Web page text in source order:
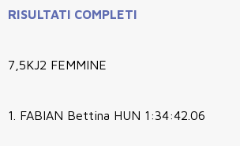
RISULTATI COMPLETI
7,5KJ2 FEMMINE
1. FABIAN Bettina HUN 1:34:42.06